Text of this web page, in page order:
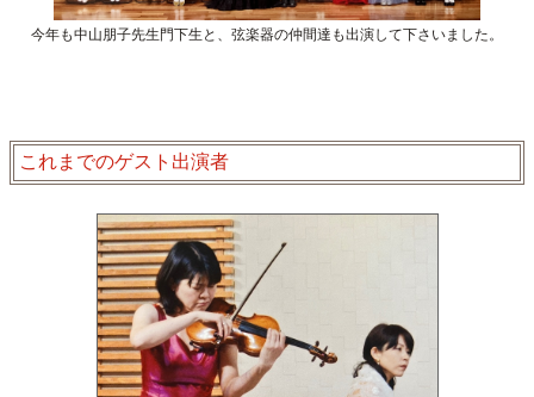
今年も中山朋子先生門下生と、弦楽器の仲間達も出演して下さいました。
これまでのゲスト出演者